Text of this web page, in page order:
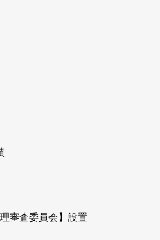
審査委員会】設置